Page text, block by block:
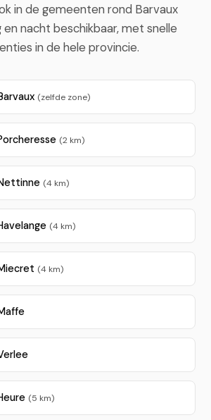
in de gemeenten rond Barvaux
en nacht beschikbaar, met snelle
in de hele provincie.
(zelfde zone)
(2 km)
(4 km)
(4 km)
(4 km)
(5 km)